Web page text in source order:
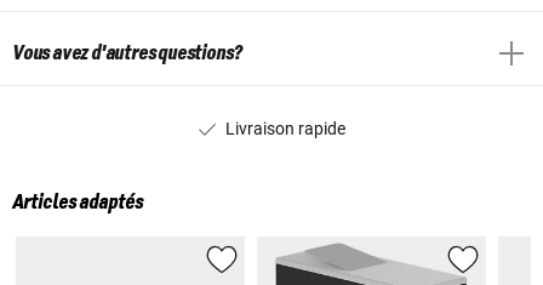
Vous avez d'autres questions?
Livraison rapide
Articles adaptés